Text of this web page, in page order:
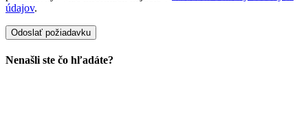
údajov.
Nenašli ste čo hľadáte?